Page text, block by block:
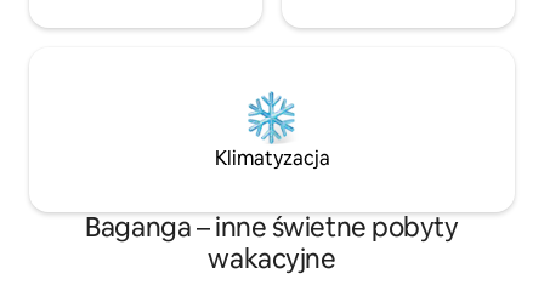
Klimatyzacja
Baganga – inne świetne pobyty
wakacyjne